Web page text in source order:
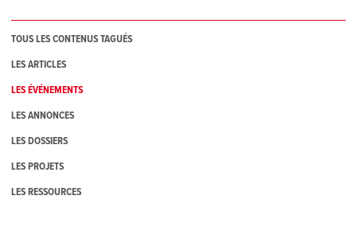
TOUS LES CONTENUS TAGUÉS
LES ARTICLES
LES ÉVÉNEMENTS
LES ANNONCES
LES DOSSIERS
LES PROJETS
LES RESSOURCES